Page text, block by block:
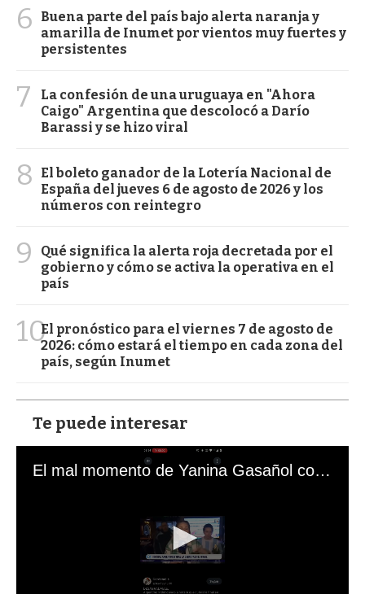
6
Buena parte del país bajo alerta naranja y
amarilla de Inumet por vientos muy fuertes y
persistentes
7
La confesión de una uruguaya en "Ahora
Caigo" Argentina que descolocó a Darío
Barassi y se hizo viral
8
El boleto ganador de la Lotería Nacional de
España del jueves 6 de agosto de 2026 y los
números con reintegro
9
Qué significa la alerta roja decretada por el
gobierno y cómo se activa la operativa en el
país
10El pronóstico para el viernes 7 de agosto de
2026: cómo estará el tiempo en cada zona del
país, según Inumet
Te puede interesar
El mal momento de Yanina Gasañol con un hincha argentino en "Subrayado"